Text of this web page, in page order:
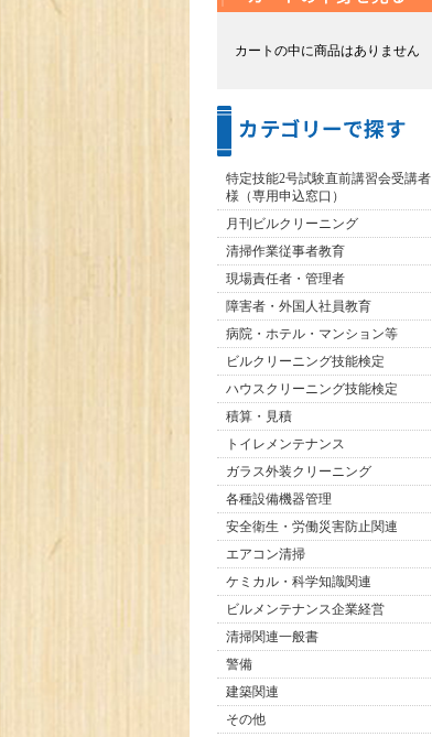
カートの中に商品はありません
特定技能2号試験直前講習会受講者
様（専用申込窓口）
月刊ビルクリーニング
清掃作業従事者教育
現場責任者・管理者
障害者・外国人社員教育
病院・ホテル・マンション等
ビルクリーニング技能検定
ハウスクリーニング技能検定
積算・見積
トイレメンテナンス
ガラス外装クリーニング
各種設備機器管理
安全衛生・労働災害防止関連
エアコン清掃
ケミカル・科学知識関連
ビルメンテナンス企業経営
清掃関連一般書
警備
建築関連
その他